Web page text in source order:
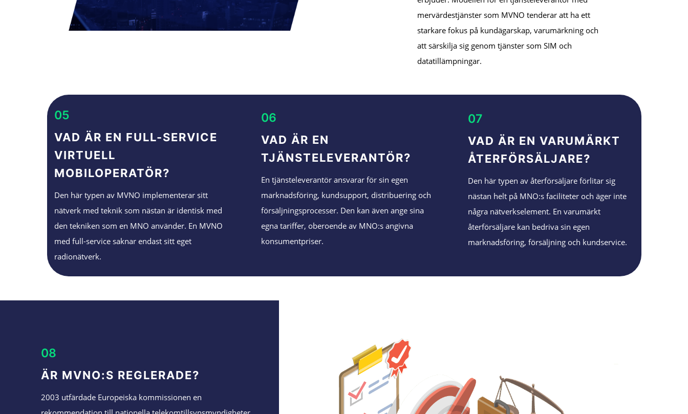
mervärdestjänster som MVNO tenderar att ha ett
starkare fokus på kundägarskap, varumärkning och
att särskilja sig genom tjänster som SIM och
datatillämpningar.
05
VAD ÄR EN FULL-SERVICE
VIRTUELL
MOBILOPERATÖR?
Den här typen av MVNO implementerar sitt
nätverk med teknik som nästan är identisk med
den tekniken som en MNO använder. En MVNO
med full-service saknar endast sitt eget
radionätverk.
06
VAD ÄR EN
TJÄNSTELEVERANTÖR?
En tjänsteleverantör ansvarar för sin egen
marknadsföring, kundsupport, distribuering och
försäljningsprocesser. Den kan även ange sina
egna tariffer, oberoende av MNO:s angivna
konsumentpriser.
07
VAD ÄR EN VARUMÄRKT
ÅTERFÖRSÄLJARE?
Den här typen av återförsäljare förlitar sig
nästan helt på MNO:s faciliteter och äger inte
några nätverkselement. En varumärkt
återförsäljare kan bedriva sin egen
marknadsföring, försäljning och kundservice.
08
ÄR MVNO:S REGLERADE?
2003 utfärdade Europeiska kommissionen en